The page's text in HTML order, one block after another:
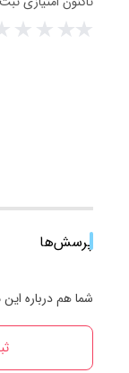
پرسش‌ها
شما هم درباره